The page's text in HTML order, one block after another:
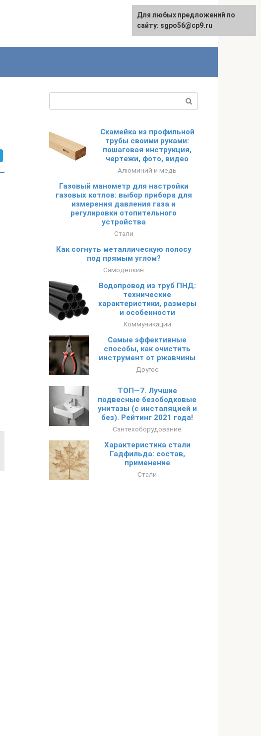
English
Скамейка из профильной
трубы своими руками:
пошаговая инструкция,
чертежи, фото, видео
Алюминий и медь
Газовый манометр для настройки
газовых котлов: выбор прибора для
измерения давления газа и
регулировки отопительного
устройства
Стали
Как согнуть металлическую полосу
под прямым углом?
Самоделкин
Водопровод из труб ПНД:
технические
характеристики, размеры
и особенности
Коммуникации
Самые эффективные
способы, как очистить
инструмент от ржавчины
Другое
ТОП—7. Лучшие
подвесные безободковые
унитазы (с инсталяцией и
без). Рейтинг 2021 года!
Сантехоборудование
Характеристика стали
Гадфильда: состав,
применение
Стали
Для любых предложений по
сайту: sgpo56@cp9.ru